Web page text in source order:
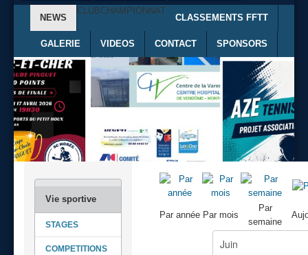
NEWS
CLUBCHAMPIONNAT
CLASSEMENTS FFTT
GALERIE VIDEOS CONTACT SPONSORS
STAGES
COMPETITIONS
Par année Par mois
Par
semaine